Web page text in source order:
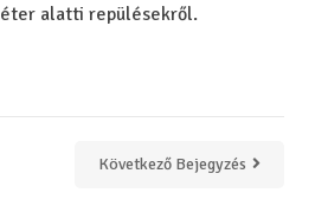
alatti repülésekről.
Következő Bejegyzés